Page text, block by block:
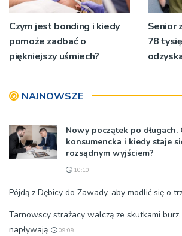
Czym jest bonding i kiedy
pomoże zadbać o
piękniejszy uśmiech?
Senior
78
NAJNOWSZE
Nowy początek po długach.
konsumencka i kiedy staje
rozsądnym wyjściem?
10:10
Pójdą z Dębicy do Zawady, aby modlić się o
Tarnowscy strażacy walczą ze skutkami burz.
napływają
09:09